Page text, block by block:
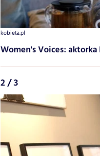
kobieta.pl
Women's Voices:
2 / 3